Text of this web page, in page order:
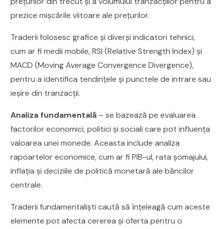
prezice mișcările viitoare ale prețurilor.
Traderii folosesc grafice și diverși indicatori tehnici,
cum ar fi medii mobile, RSI (Relative Strength Index) și
MACD (Moving Average Convergence Divergence),
pentru a identifica tendințele și punctele de intrare sau
ieșire din tranzacții.
Analiza fundamentală – se bazează pe evaluarea
factorilor economici, politici și sociali care pot influența
valoarea unei monede. Aceasta include analiza
rapoartelor economice, cum ar fi PIB-ul, rata șomajului,
inflația și deciziile de politică monetară ale băncilor
centrale.
Traderii fundamentaliști caută să înțeleagă cum aceste
elemente pot afecta cererea și oferta pentru o